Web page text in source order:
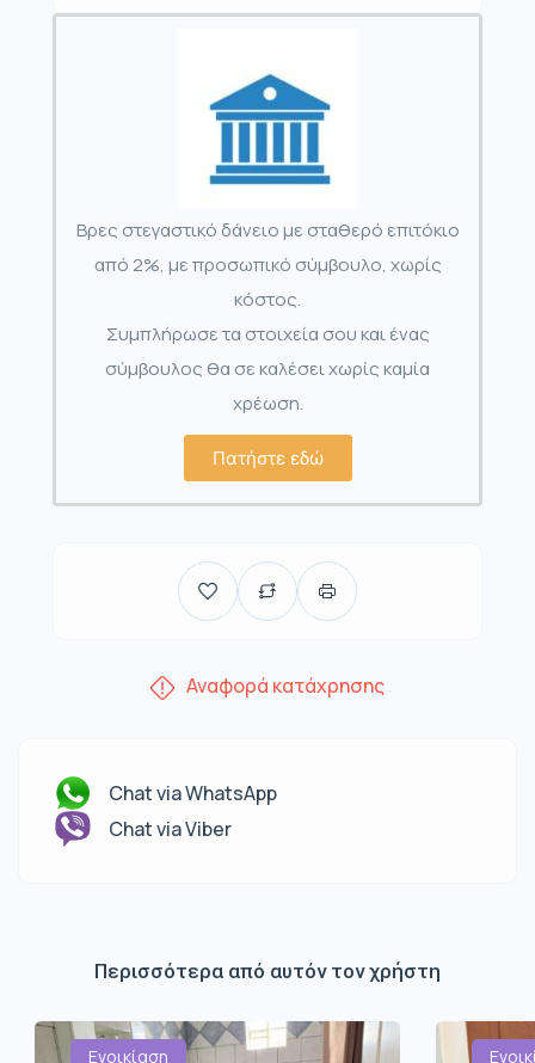
Βρες στεγαστικό δάνειο με σταθερό επιτόκιο
από 2%, με προσωπικό σύμβουλο, χωρίς
κόστος.
Συμπλήρωσε τα στοιχεία σου και ένας
σύμβουλος θα σε καλέσει χωρίς καμία
χρέωση.
Πατήστε εδώ
Αναφορά κατάχρησης
Chat via WhatsApp
Chat via Viber
Περισσότερα από αυτόν τον χρήστη
Ενοικίαση